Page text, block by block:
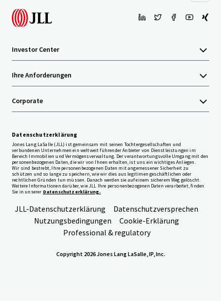
Investor Center
Ihre Anforderungen
Corporate
Datenschutzerklärung
Jones Lang LaSalle (JLL) ist gemeinsam mit seinen Tochtergesellschaften und
verbundenen Unternehmen ein weltweit führender Anbieter von Dienstleistungen im
Bereich Immobilien und Vermögensverwaltung. Der verantwortungsvolle Umgang mit den
personenbezogenen Daten, die wir von Ihnen erhalten, ist uns ein wichtiges Anliegen.
Wir sind bestrebt, Ihre personenbezogenen Daten mit angemessener Sicherheit zu
schützen und so lange zu speichern, wie wir dies aus legitimen geschäftlichen oder
rechtlichen Gründen tun müssen. Danach werden sie auf einem sicherem Weg gelöscht.
Weitere Informationen darüber, wie JLL Ihre personenbezogenen Daten verarbeitet, finden
Sie in unserer Datenschutzerklärung.
JLL-Datenschutzerklärung
Datenschutzversprechen
Nutzungsbedingungen
Cookie-Erklärung
Professional & regulatory
Copyright 2026 Jones Lang LaSalle, IP, Inc.